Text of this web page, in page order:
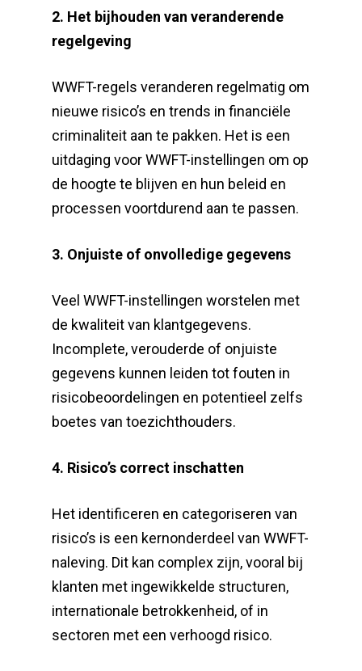
2. Het bijhouden van veranderende
regelgeving
WWFT-regels veranderen regelmatig om
nieuwe risico’s en trends in financiële
criminaliteit aan te pakken. Het is een
uitdaging voor WWFT-instellingen om op
de hoogte te blijven en hun beleid en
processen voortdurend aan te passen.
3. Onjuiste of onvolledige gegevens
Veel WWFT-instellingen worstelen met
de kwaliteit van klantgegevens.
Incomplete, verouderde of onjuiste
gegevens kunnen leiden tot fouten in
risicobeoordelingen en potentieel zelfs
boetes van toezichthouders.
4. Risico’s correct inschatten
Het identificeren en categoriseren van
risico’s is een kernonderdeel van WWFT-
naleving. Dit kan complex zijn, vooral bij
klanten met ingewikkelde structuren,
internationale betrokkenheid, of in
sectoren met een verhoogd risico.